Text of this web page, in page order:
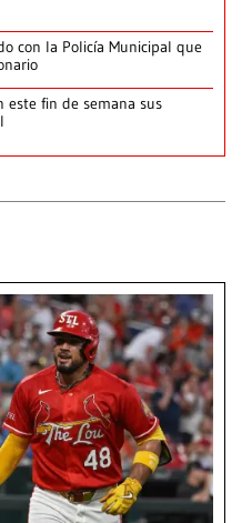
con la Policía Municipal que
este fin de semana sus